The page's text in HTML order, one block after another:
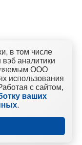
строительно-
в том числе
аналитики
ООО
использования
с сайтом,
ваших
.